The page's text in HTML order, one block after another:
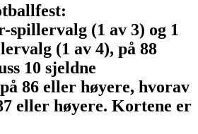
spillervalg (1 av 3) og 1
(1 av 4), på 88
10 sjeldne
86 eller høyere, hvorav
eller høyere. Kortene er